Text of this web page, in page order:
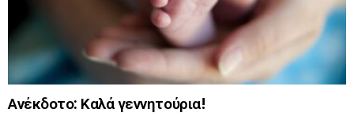
Ανέκδοτο: Καλά γεννητούρια!